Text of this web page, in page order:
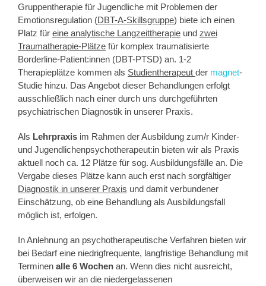
Gruppentherapie für Jugendliche mit Problemen der
Emotionsregulation (DBT-A-Skillsgruppe) biete ich einen
Platz für eine analytische Langzeittherapie und zwei
Traumatherapie-Plätze für komplex traumatisierte
Borderline-Patient:innen (DBT-PTSD) an. 1-2
Therapieplätze kommen als Studientherapeut der magnet-
Studie hinzu. Das Angebot dieser Behandlungen erfolgt
ausschließlich nach einer durch uns durchgeführten
psychiatrischen Diagnostik in unserer Praxis.
Als Lehrpraxis im Rahmen der Ausbildung zum/r Kinder-
und Jugendlichenpsychotherapeut:in bieten wir als Praxis
aktuell noch ca. 12 Plätze für sog. Ausbildungsfälle an. Die
Vergabe dieses Plätze kann auch erst nach sorgfältiger
Diagnostik in unserer Praxis und damit verbundener
Einschätzung, ob eine Behandlung als Ausbildungsfall
möglich ist, erfolgen.
In Anlehnung an psychotherapeutische Verfahren bieten wir
bei Bedarf eine niedrigfrequente, langfristige Behandlung mit
Terminen alle 6 Wochen an. Wenn dies nicht ausreicht,
überweisen wir an die niedergelassenen